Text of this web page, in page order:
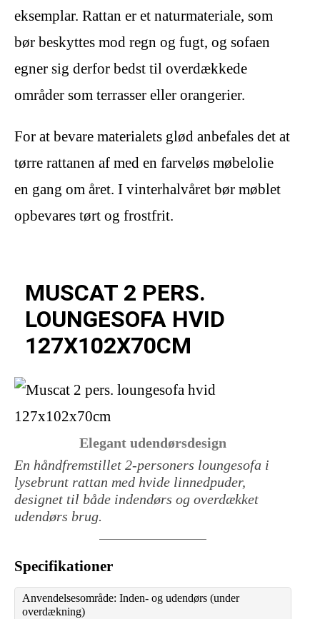
eksemplar. Rattan er et naturmateriale, som
bør beskyttes mod regn og fugt, og sofaen
egner sig derfor bedst til overdækkede
områder som terrasser eller orangerier.
For at bevare materialets glød anbefales det at
tørre rattanen af med en farveløs møbelolie
en gang om året. I vinterhalvåret bør møblet
opbevares tørt og frostfrit.
Elegant udendørsdesign
MUSCAT 2 PERS.
LOUNGESOFA HVID
127X102X70CM
En håndfremstillet 2-personers loungesofa i
lysebrunt rattan med hvide linnedpuder,
designet til både indendørs og overdækket
udendørs brug.
Specifikationer
Anvendelsesområde: Inden- og udendørs (under
overdækning)